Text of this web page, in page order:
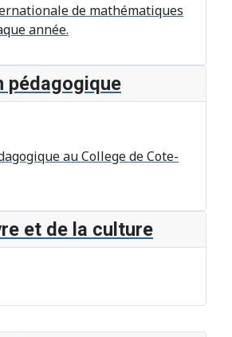
de mathématiques
année.
pédagogique
au College de Cote-
et de la culture